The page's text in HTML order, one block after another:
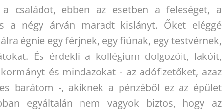
családot, ebben az esetben a feleséget, a
a négy árván maradt kislányt. Őket eléggé
égnie egy férjnek, egy fiúnak, egy testvérnek,
És érdekli a kollégium dolgozóit, lakóit,
és mindazokat - az adófizetőket, azaz
barátom -, akiknek a pénzéből ez az épület
egyáltalán nem vagyok biztos, hogy az